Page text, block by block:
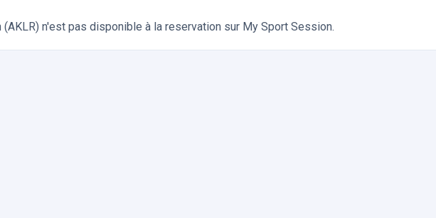
n'est pas disponible à la reservation sur My Sport Session.